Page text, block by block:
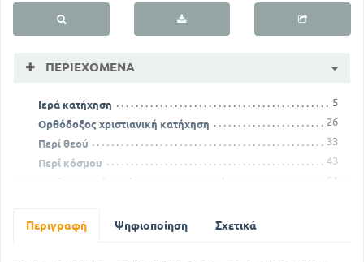
ΠΕΡΙΕΧΌΜΕΝΑ
Ιερά κατήχηση
5
Ορθόδοξος χριστιανική κατήχηση
26
Περί θεού
33
Περί κόσμου
43
Περί της απολυτρώσεως του Χριστού
54
Περί της μέλλουσας ζωής
Περιγραφή Ψηφιοποίηση Σχετικά